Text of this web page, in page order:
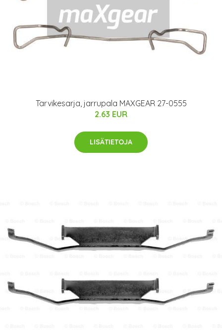
Tarvikesarja, jarrupala MAXGEAR 27-0555
2.63 EUR
LISÄTIETOJA